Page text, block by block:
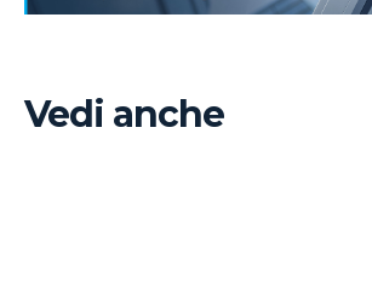
Vedi anche